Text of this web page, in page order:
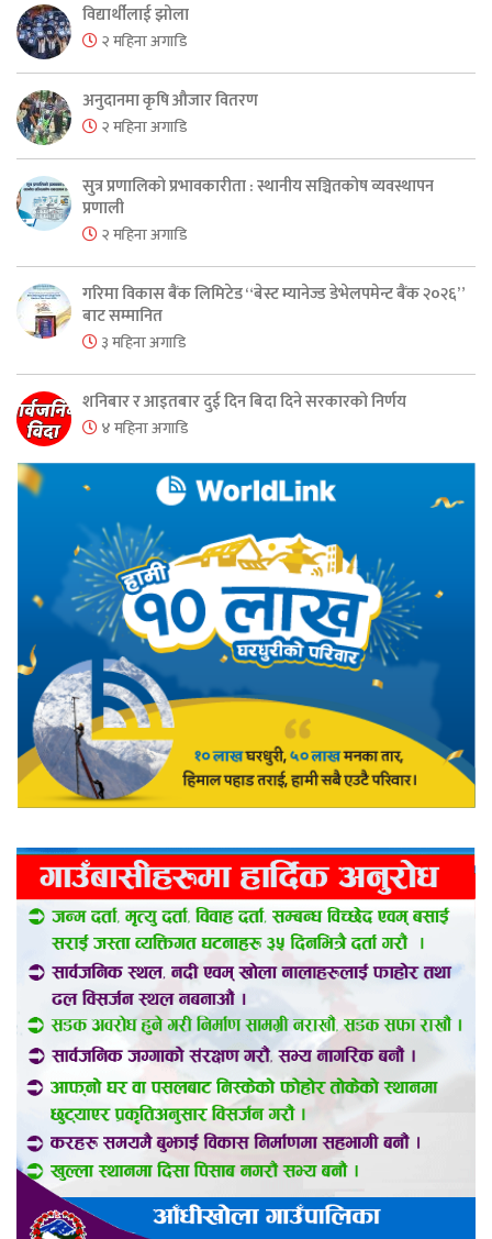
विद्यार्थीलाई झोला
२ महिना अगाडि
अनुदानमा कृषि औजार वितरण
२ महिना अगाडि
सुत्र प्रणालिको प्रभावकारीता : स्थानीय सञ्चितकोष व्यवस्थापन
प्रणाली
२ महिना अगाडि
गरिमा विकास बैंक लिमिटेड “बेस्ट म्यानेज्ड डेभेलपमेन्ट बैंक २०२६”
बाट सम्मानित
३ महिना अगाडि
शनिबार र आइतबार दुई दिन बिदा दिने सरकारको निर्णय
४ महिना अगाडि